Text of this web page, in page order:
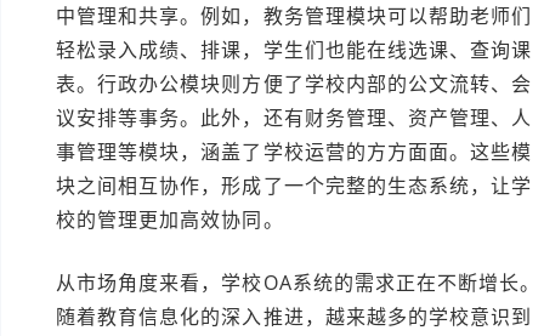
中管理和共享。例如，教务管理模块可以帮助老师们
轻松录入成绩、排课，学生们也能在线选课、查询课
表。行政办公模块则方便了学校内部的公文流转、会
议安排等事务。此外，还有财务管理、资产管理、人
事管理等模块，涵盖了学校运营的方方面面。这些模
块之间相互协作，形成了一个完整的生态系统，让学
校的管理更加高效协同。
从市场角度来看，学校OA系统的需求正在不断增长。
随着教育信息化的深入推进，越来越多的学校意识到